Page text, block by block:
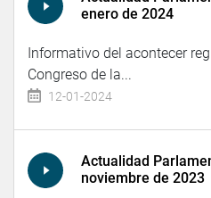
enero de 2024
Informativo del acontecer
Congreso de la...
12-01-2024
Actualidad
noviembre de 2023